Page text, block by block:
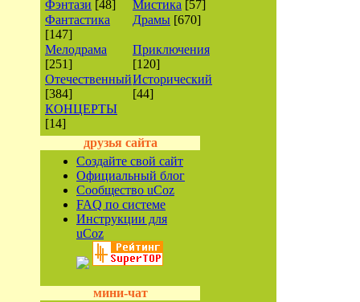
Фэнтази [48] Мистика [57]
Фантастика
[147]
Драмы [670]
Мелодрама
[251]
Приключения
[120]
Отечественный
[384]
Исторический
[44]
КОНЦЕРТЫ
[14]
друзья сайта
Создайте свой сайт
Официальный блог
Сообщество uCoz
FAQ по системе
Инструкции для
uCoz
мини-чат